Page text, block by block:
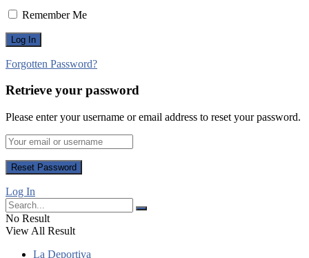
Remember Me
Forgotten Password?
Retrieve your password
Please enter your username or email address to reset your password.
Log In
No Result
View All Result
La Deportiva